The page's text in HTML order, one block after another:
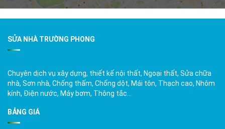
SỬA NHÀ TRƯỜNG PHONG
Chuyên dịch vụ xây dựng, thiết kế nội thất, Ngoại thất, Sửa chữa
nhà, Sơn nhà, Chống thấm, Chống dột, Mái tôn, Thạch cao, Nhôm
kính, Điện nước, Máy bơm, Thông tắc…
BẢNG GIÁ